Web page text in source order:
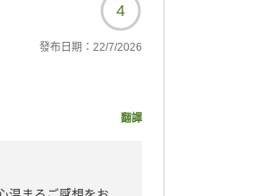
しくお召し上がりい
お渡ししておりま
しいただければ幸
す。
4
發布日期： 22/7/2026
翻譯